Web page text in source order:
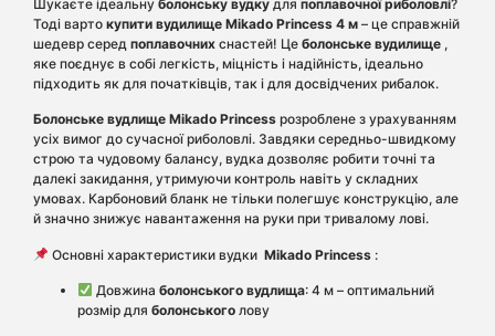
Шукаєте ідеальну болонську вудку для поплавочної риболовлі?
Тоді варто купити вудилище Mikado Princess 4 м – це справжній
шедевр серед поплавочних снастей! Це болонське вудилище ,
яке поєднує в собі легкість, міцність і надійність, ідеально
підходить як для початківців, так і для досвідчених рибалок.
Болонське вудлище Mikado Princess розроблене з урахуванням
усіх вимог до сучасної риболовлі. Завдяки середньо-швидкому
строю та чудовому балансу, вудка дозволяє робити точні та
далекі закидання, утримуючи контроль навіть у складних
умовах. Карбоновий бланк не тільки полегшує конструкцію, але
й значно знижує навантаження на руки при тривалому лові.
Основні характеристики вудки Mikado Princess:
Довжина болонського вудлища: 4 м – оптимальний
розмір для болонського лову